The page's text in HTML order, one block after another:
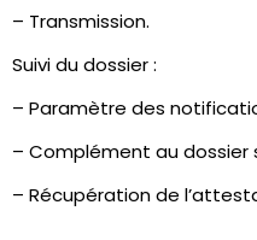
– Transmission.
Suivi du dossier :
– Paramètre des
– Complément au dossier
– Récupération de